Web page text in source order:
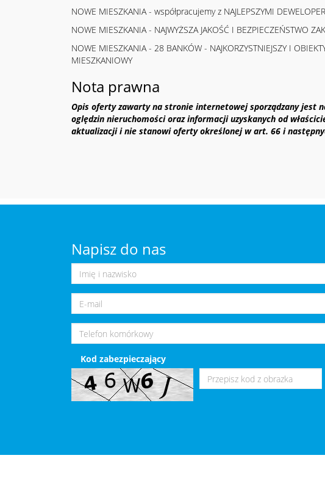
NOWE MIESZKANIA - współpracujemy z NAJLEPSZYMI
NOWE MIESZKANIA - NAJWYŻSZA JAKOŚĆ I BEZPIECZEŃSTWO
NOWE MIESZKANIA - 28 BANKÓW - NAJKORZYSTNIEJSZY I
MIESZKANIOWY
Nota prawna
Opis oferty zawarty na stronie internetowej sporządzany jest
oględzin nieruchomości oraz informacji uzyskanych od
aktualizacji i nie stanowi oferty określonej w art. 66 i
Napisz do nas
Kod zabezpieczający